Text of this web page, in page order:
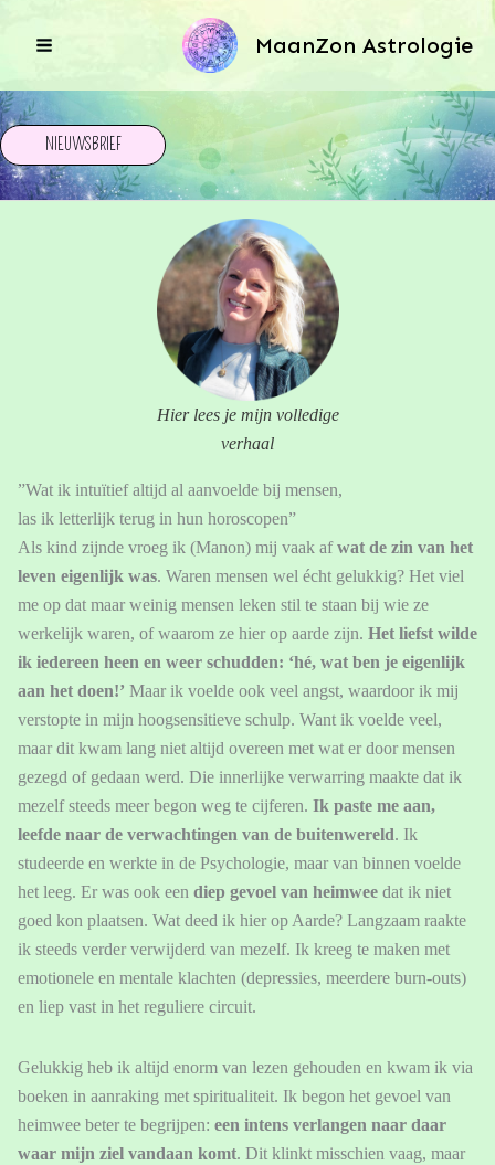
inhoud
MaanZon Astrologie
NIEUWSBRIEF
Hier lees je mijn volledige
verhaal
”Wat ik intuïtief altijd al aanvoelde bij mensen,
las ik letterlijk terug in hun horoscopen”
Als kind zijnde vroeg ik (Manon) mij vaak afwat de zin van het
leven eigenlijk was. Waren mensen wel écht gelukkig? Het viel
me op dat maar weinig mensen leken stil te staan bij wie ze
werkelijk waren, of waarom ze hier op aarde zijn. Het liefst wilde
ik iedereen heen en weer schudden: ‘hé, wat ben je eigenlijk
aan het doen!’ Maar ik voelde ook veel angst, waardoor ik mij
verstopte in mijn hoogsensitieve schulp. Want ik voelde veel,
maar dit kwam lang niet altijd overeen met wat er door mensen
gezegd of gedaan werd. Die innerlijke verwarring maakte dat ik
mezelf steeds meer begon weg te cijferen. Ik paste me aan,
leefde naar de verwachtingen van de buitenwereld. Ik
studeerde en werkte in de Psychologie, maar van binnen voelde
het leeg. Er was ook een diep gevoel van heimwee dat ik niet
goed kon plaatsen. Wat deed ik hier op Aarde? Langzaam raakte
ik steeds verder verwijderd van mezelf. Ik kreeg te maken met
emotionele en mentale klachten (depressies, meerdere burn-outs)
en liep vast in het reguliere circuit.
Gelukkig heb ik altijd enorm van lezen gehouden en kwam ik via
boeken in aanraking met spiritualiteit. Ik begon het gevoel van
heimwee beter te begrijpen: een intens verlangen naar daar
waar mijn ziel vandaan komt. Dit klinkt misschien vaag, maar